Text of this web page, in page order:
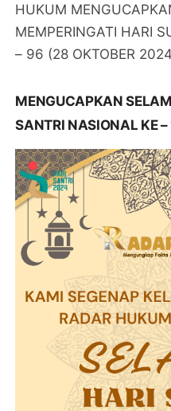
HUKUM
MEMPERINGATI HARI
– 96 (28 OKTOBER
MENGUCAPKAN
SANTRI NASIONAL KE